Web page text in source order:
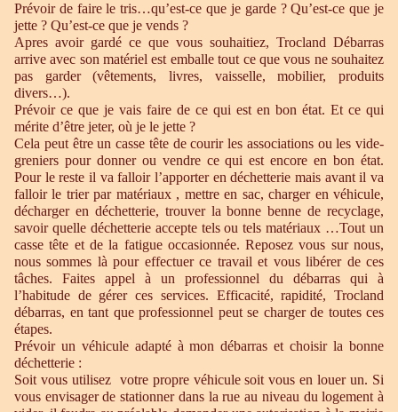
Prévoir de faire le tris…qu’est-ce que je garde ? Qu’est-ce que je
jette ? Qu’est-ce que je vends ?
Apres avoir gardé ce que vous souhaitiez, Trocland Débarras
arrive avec son matériel est emballe tout ce que vous ne souhaitez
pas garder (vêtements, livres, vaisselle, mobilier, produits
divers…).
Prévoir ce que je vais faire de ce qui est en bon état. Et ce qui
mérite d’être jeter, où je le jette ?
Cela peut être un casse tête de courir les associations ou les vide-
greniers pour donner ou vendre ce qui est encore en bon état.
Pour le reste il va falloir l’apporter en déchetterie mais avant il va
falloir le trier par matériaux , mettre en sac, charger en véhicule,
décharger en déchetterie, trouver la bonne benne de recyclage,
savoir quelle déchetterie accepte tels ou tels matériaux …Tout un
casse tête et de la fatigue occasionnée. Reposez vous sur nous,
nous sommes là pour effectuer ce travail et vous libérer de ces
tâches. Faites appel à un professionnel du débarras qui à
l’habitude de gérer ces services. Efficacité, rapidité, Trocland
débarras, en tant que professionnel peut se charger de toutes ces
étapes.
Prévoir un véhicule adapté à mon débarras et choisir la bonne
déchetterie :
Soit vous utilisez votre propre véhicule soit vous en louer un. Si
vous envisager de stationner dans la rue au niveau du logement à